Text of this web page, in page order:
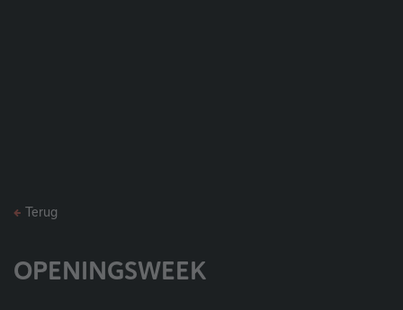
Terug
OPENINGSWEEK